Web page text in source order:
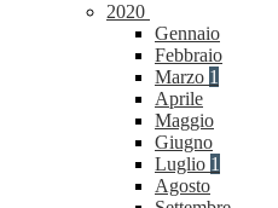
2020
Gennaio
Febbraio
Marzo 1
Aprile
Maggio
Giugno
Luglio 1
Agosto